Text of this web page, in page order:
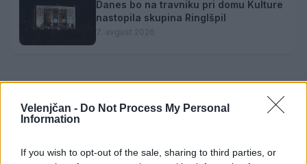
Velenjčan - Do Not Process My Personal
Information
If you wish to opt-out of the sale, sharing to third parties, or
Danes bo na travniku pri domu Kulture
nastopila skupina Ringlšpil
7. avgust 2026
Opozorilo:
sovraštva, nasilja ali nestrpnosti. Komentarji z žaljivimi,